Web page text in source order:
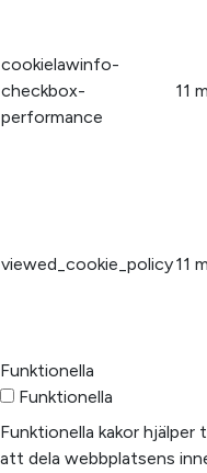
cookielawinfo-
checkbox-
performance
11
viewed_cookie_policy11
Funktionella
Funktionella
Funktionella kakor
att dela webbplatsens